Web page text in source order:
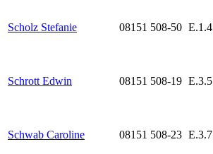
Scholz Stefanie 08151 508-50 E.1.4
Schrott Edwin 08151 508-19 E.3.5
Schwab Caroline 08151 508-23 E.3.7